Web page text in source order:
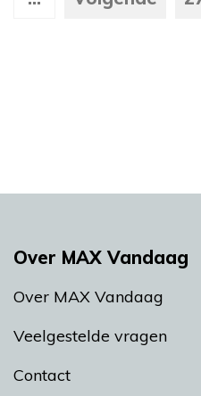
Over MAX Vandaag
Over MAX Vandaag
Veelgestelde vragen
Contact